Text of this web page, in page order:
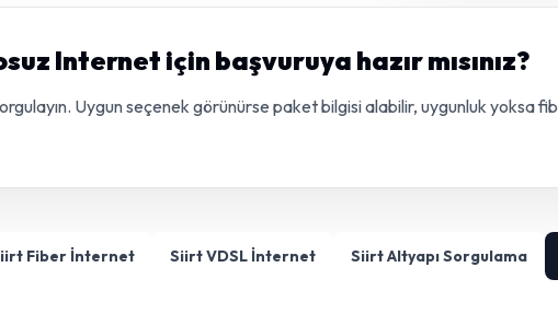
Internet için başvuruya hazır mısınız?
Uygun seçenek görünürse paket bilgisi alabilir, uygunluk yoksa
Fiber İnternet Siirt VDSL İnternet Siirt Altyapı Sorgulama